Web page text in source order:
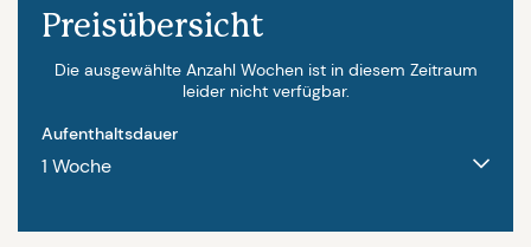
Preisübersicht
Die ausgewählte Anzahl Wochen ist in diesem Zeitraum
leider nicht verfügbar.
Aufenthaltsdauer